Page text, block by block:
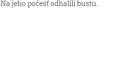
Na jeho počesť odhalili bustu.